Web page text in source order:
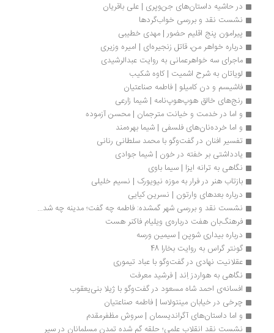
در حاشیه داستان‌های جن‌وپری | علی باقریان
نشست نقد و بررسی خواب‌گردها
پیرامون پنج اقلیم حضور | مهدی خطیبی
درباره خواهر من، قاتل زنجیره‌ای | امیره وزیری
ماجرای سه خواهرعمانی به روایت عبدالرشیدی
لویاتان به شرح اشمیت | کاوه شکیب
فاشیسم و دن کامیلو | فاطمه صناعتیان
رنج‌های خالق هوپ‌هوپ‌نامه | شیما زارعی
و اما در خدمت و خیانت مترجمان | محسن آزموده
و اما خرده‌نان‌های فلسفی | شیما بهره‌مند
تفسیر افنان در گفت‌وگو با محمد سلطانی رنانی
یادداشتی بر خفته در خون | شیما جوادی
نگاهی به ترانه ایزا | سیما باوی
بازتاب هنر در فرار به موزه نیویورک | نسیم خلیلی
درباره بعدهای وارتون | نسرین کیایی
نشست نقد و بررسی شهر گمشده: فاطمه چه گفت؛ مدینه چه شد...
فرهنگ‌بان هفت درباره‌ی ویلیام فاکنر هست
درباره بیداری شوپن | سیمین ورسه
گونتر گراس به روایت بخارا 48
عقلانیت نهادی در گفت‌وگو با عباد تیموری
نگاهی به هواردز اِند | فرشید معرفت
افسانه‌ی احمد شاه مسعود در گفت‌وگو با ژیلا بنی‌یعقوب
چرخی در خیابان مینتولاسا | فاطمه صناعتیان
و اما داستان‌های آگراندیسمان | سروش مظفرمقدم